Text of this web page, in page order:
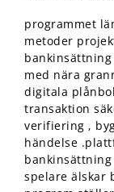
programmet
metoder
med nära
digitala
transaktion
verifiering ,
händelse
spelare älskar